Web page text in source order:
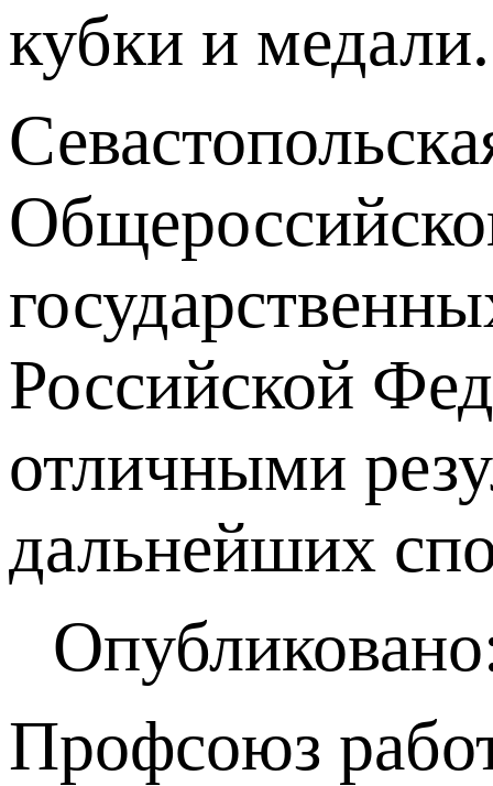
кубки и медали.
Российской
отличными
дальнейших
Профсоюз